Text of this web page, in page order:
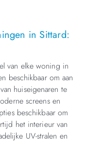
in Sittard:
van elke woning in
beschikbaar om aan
huiseigenaren te
screens en
beschikbaar om
het interieur van
UV-stralen en